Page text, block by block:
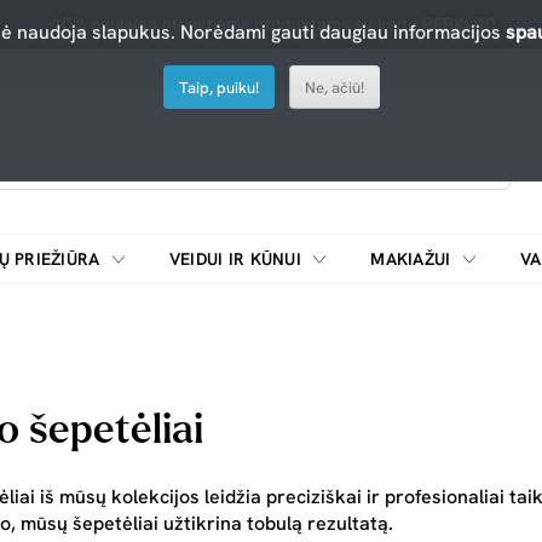
-10% nuolaida atrinktiems produktams su kodu PERKU10
PRIEŽIŪRA VEIDUI IR KŪNUI MAKIAŽUI
šepetėliai
iš mūsų kolekcijos leidžia preciziškai ir profesionaliai
mūsų šepetėliai užtikrina tobulą rezultatą.
naudoja slapukus. Norėdami gauti daugiau informacijos
Taip, puiku! Ne, ačiū!